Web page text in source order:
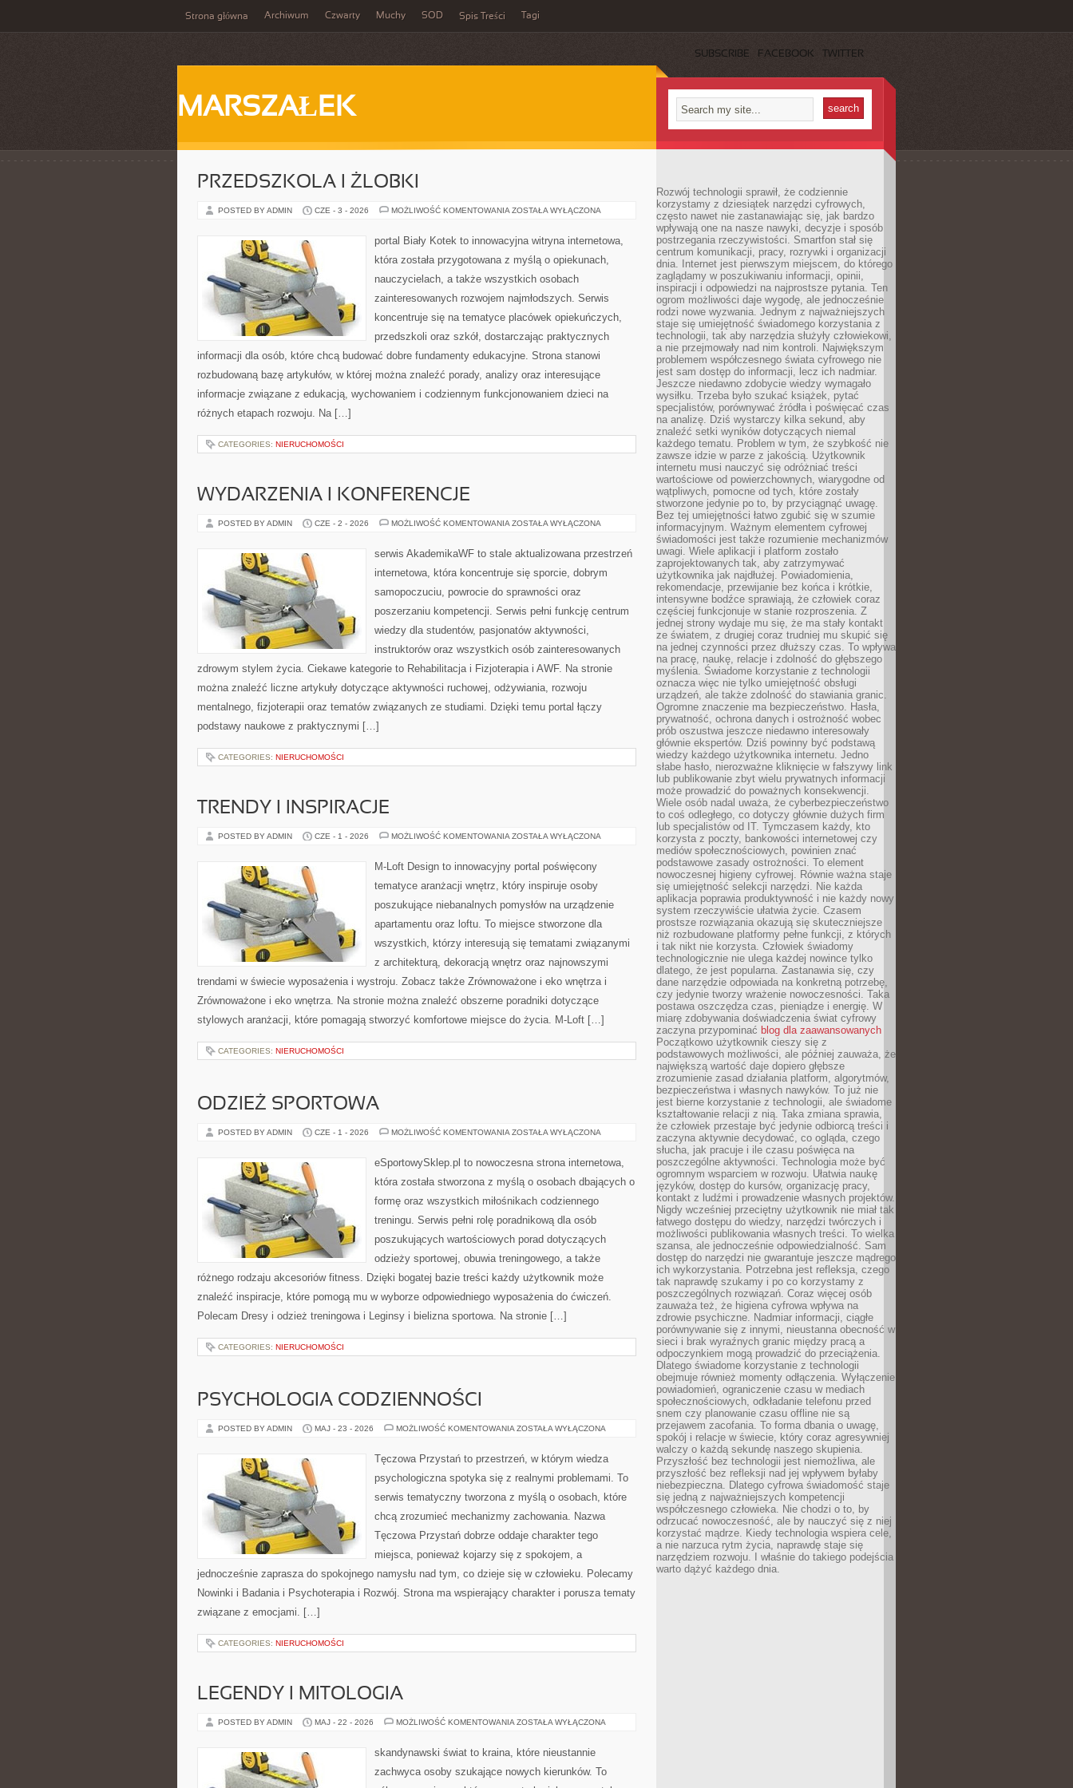
Strona główna Archiwum Czwarty Muchy SOD Spis Treści Tagi
SUBSCRIBE FACEBOOK TWITTER
MARSZAŁEK
PRZEDSZKOLA I ŻLOBKI
POSTED BY ADMIN CZE - 3 - 2026 MOŻLIWOŚĆ KOMENTOWANIA PRZEDSZKOLA
ZOSTAŁA WYŁĄCZONA
portal Biały Kotek to innowacyjna witryna internetowa,
która została przygotowana z myślą o opiekunach,
nauczycielach, a także wszystkich osobach
zainteresowanych rozwojem najmłodszych. Serwis
koncentruje się na tematyce placówek opiekuńczych,
przedszkoli oraz szkół, dostarczając praktycznych
informacji dla osób, które chcą budować dobre fundamenty edukacyjne. Strona stanowi
rozbudowaną bazę artykułów, w której można znaleźć porady, analizy oraz interesujące
informacje związane z edukacją, wychowaniem i codziennym funkcjonowaniem dzieci na
różnych etapach rozwoju. Na […]
CATEGORIES: NIERUCHOMOŚCI
WYDARZENIA I KONFERENCJE
POSTED BY ADMIN CZE - 2 - 2026 MOŻLIWOŚĆ KOMENTOWANIA WYDARZENIA
ZOSTAŁA WYŁĄCZONA
serwis AkademikaWF to stale aktualizowana przestrzeń
internetowa, która koncentruje się sporcie, dobrym
samopoczuciu, powrocie do sprawności oraz
poszerzaniu kompetencji. Serwis pełni funkcję centrum
wiedzy dla studentów, pasjonatów aktywności,
instruktorów oraz wszystkich osób zainteresowanych
zdrowym stylem życia. Ciekawe kategorie to Rehabilitacja i Fizjoterapia i AWF. Na stronie
można znaleźć liczne artykuły dotyczące aktywności ruchowej, odżywiania, rozwoju
mentalnego, fizjoterapii oraz tematów związanych ze studiami. Dzięki temu portal łączy
podstawy naukowe z praktycznymi […]
CATEGORIES: NIERUCHOMOŚCI
TRENDY I INSPIRACJE
POSTED BY ADMIN CZE - 1 - 2026 MOŻLIWOŚĆ KOMENTOWANIA TRENDY
ZOSTAŁA WYŁĄCZONA
M-Loft Design to innowacyjny portal poświęcony
tematyce aranżacji wnętrz, który inspiruje osoby
poszukujące niebanalnych pomysłów na urządzenie
apartamentu oraz loftu. To miejsce stworzone dla
wszystkich, którzy interesują się tematami związanymi
z architekturą, dekoracją wnętrz oraz najnowszymi
trendami w świecie wyposażenia i wystroju. Zobacz także Zrównoważone i eko wnętrza i
Zrównoważone i eko wnętrza. Na stronie można znaleźć obszerne poradniki dotyczące
stylowych aranżacji, które pomagają stworzyć komfortowe miejsce do życia. M-Loft […]
CATEGORIES: NIERUCHOMOŚCI
ODZIEŻ SPORTOWA
POSTED BY ADMIN CZE - 1 - 2026 MOŻLIWOŚĆ KOMENTOWANIA ODZIEŻ
ZOSTAŁA WYŁĄCZONA
eSportowySklep.pl to nowoczesna strona internetowa,
która została stworzona z myślą o osobach dbających o
formę oraz wszystkich miłośnikach codziennego
treningu. Serwis pełni rolę poradnikową dla osób
poszukujących wartościowych porad dotyczących
odzieży sportowej, obuwia treningowego, a także
różnego rodzaju akcesoriów fitness. Dzięki bogatej bazie treści każdy użytkownik może
znaleźć inspiracje, które pomogą mu w wyborze odpowiedniego wyposażenia do ćwiczeń.
Polecam Dresy i odzież treningowa i Leginsy i bielizna sportowa. Na stronie […]
CATEGORIES: NIERUCHOMOŚCI
PSYCHOLOGIA CODZIENNOŚCI
POSTED BY ADMIN MAJ - 23 - 2026 MOŻLIWOŚĆ KOMENTOWANIA PSYCHOLOGIA
ZOSTAŁA WYŁĄCZONA
Tęczowa Przystań to przestrzeń, w którym wiedza
psychologiczna spotyka się z realnymi problemami. To
serwis tematyczny tworzona z myślą o osobach, które
chcą zrozumieć mechanizmy zachowania. Nazwa
Tęczowa Przystań dobrze oddaje charakter tego
miejsca, ponieważ kojarzy się z spokojem, a
jednocześnie zaprasza do spokojnego namysłu nad tym, co dzieje się w człowieku. Polecamy
Nowinki i Badania i Psychoterapia i Rozwój. Strona ma wspierający charakter i porusza tematy
związane z emocjami. […]
CATEGORIES: NIERUCHOMOŚCI
LEGENDY I MITOLOGIA
POSTED BY ADMIN MAJ - 22 - 2026 MOŻLIWOŚĆ KOMENTOWANIA LEGENDY
ZOSTAŁA WYŁĄCZONA
skandynawski świat to kraina, które nieustannie
zachwyca osoby szukające nowych kierunków. To
Rozwój technologii sprawił, że codziennie
korzystamy z dziesiątek narzędzi cyfrowych,
często nawet nie zastanawiając się, jak bardzo
wpływają one na nasze nawyki, decyzje i sposób
postrzegania rzeczywistości. Smartfon stał się
centrum komunikacji, pracy, rozrywki i organizacji
dnia. Internet jest pierwszym miejscem, do którego
zaglądamy w poszukiwaniu informacji, opinii,
inspiracji i odpowiedzi na najprostsze pytania. Ten
ogrom możliwości daje wygodę, ale jednocześnie
rodzi nowe wyzwania. Jednym z najważniejszych
staje się umiejętność świadomego korzystania z
technologii, tak aby narzędzia służyły człowiekowi,
a nie przejmowały nad nim kontroli. Największym
problemem współczesnego świata cyfrowego nie
jest sam dostęp do informacji, lecz ich nadmiar.
Jeszcze niedawno zdobycie wiedzy wymagało
wysiłku. Trzeba było szukać książek, pytać
specjalistów, porównywać źródła i poświęcać czas
na analizę. Dziś wystarczy kilka sekund, aby
znaleźć setki wyników dotyczących niemal
każdego tematu. Problem w tym, że szybkość nie
zawsze idzie w parze z jakością. Użytkownik
internetu musi nauczyć się odróżniać treści
wartościowe od powierzchownych, wiarygodne od
wątpliwych, pomocne od tych, które zostały
stworzone jedynie po to, by przyciągnąć uwagę.
Bez tej umiejętności łatwo zgubić się w szumie
informacyjnym. Ważnym elementem cyfrowej
świadomości jest także rozumienie mechanizmów
uwagi. Wiele aplikacji i platform zostało
zaprojektowanych tak, aby zatrzymywać
użytkownika jak najdłużej. Powiadomienia,
rekomendacje, przewijanie bez końca i krótkie,
intensywne bodźce sprawiają, że człowiek coraz
częściej funkcjonuje w stanie rozproszenia. Z
jednej strony wydaje mu się, że ma stały kontakt
ze światem, z drugiej coraz trudniej mu skupić się
na jednej czynności przez dłuższy czas. To wpływa
na pracę, naukę, relacje i zdolność do głębszego
myślenia. Świadome korzystanie z technologii
oznacza więc nie tylko umiejętność obsługi
urządzeń, ale także zdolność do stawiania granic.
Ogromne znaczenie ma bezpieczeństwo. Hasła,
prywatność, ochrona danych i ostrożność wobec
prób oszustwa jeszcze niedawno interesowały
głównie ekspertów. Dziś powinny być podstawą
wiedzy każdego użytkownika internetu. Jedno
słabe hasło, nierozważne kliknięcie w fałszywy link
lub publikowanie zbyt wielu prywatnych informacji
może prowadzić do poważnych konsekwencji.
Wiele osób nadal uważa, że cyberbezpieczeństwo
to coś odległego, co dotyczy głównie dużych firm
lub specjalistów od IT. Tymczasem każdy, kto
korzysta z poczty, bankowości internetowej czy
mediów społecznościowych, powinien znać
podstawowe zasady ostrożności. To element
nowoczesnej higieny cyfrowej. Równie ważna staje
się umiejętność selekcji narzędzi. Nie każda
aplikacja poprawia produktywność i nie każdy nowy
system rzeczywiście ułatwia życie. Czasem
prostsze rozwiązania okazują się skuteczniejsze
niż rozbudowane platformy pełne funkcji, z których
i tak nikt nie korzysta. Człowiek świadomy
technologicznie nie ulega każdej nowince tylko
dlatego, że jest popularna. Zastanawia się, czy
dane narzędzie odpowiada na konkretną potrzebę,
czy jedynie tworzy wrażenie nowoczesności. Taka
postawa oszczędza czas, pieniądze i energię. W
miarę zdobywania doświadczenia świat cyfrowy
zaczyna przypominać blog dla zaawansowanych
Początkowo użytkownik cieszy się z
podstawowych możliwości, ale później zauważa, że
największą wartość daje dopiero głębsze
zrozumienie zasad działania platform, algorytmów,
bezpieczeństwa i własnych nawyków. To już nie
jest bierne korzystanie z technologii, ale świadome
kształtowanie relacji z nią. Taka zmiana sprawia,
że człowiek przestaje być jedynie odbiorcą treści i
zaczyna aktywnie decydować, co ogląda, czego
słucha, jak pracuje i ile czasu poświęca na
poszczególne aktywności. Technologia może być
ogromnym wsparciem w rozwoju. Ułatwia naukę
języków, dostęp do kursów, organizację pracy,
kontakt z ludźmi i prowadzenie własnych projektów.
Nigdy wcześniej przeciętny użytkownik nie miał tak
łatwego dostępu do wiedzy, narzędzi twórczych i
możliwości publikowania własnych treści. To wielka
szansa, ale jednocześnie odpowiedzialność. Sam
dostęp do narzędzi nie gwarantuje jeszcze mądrego
ich wykorzystania. Potrzebna jest refleksja, czego
tak naprawdę szukamy i po co korzystamy z
poszczególnych rozwiązań. Coraz więcej osób
zauważa też, że higiena cyfrowa wpływa na
zdrowie psychiczne. Nadmiar informacji, ciągłe
porównywanie się z innymi, nieustanna obecność w
sieci i brak wyraźnych granic między pracą a
odpoczynkiem mogą prowadzić do przeciążenia.
Dlatego świadome korzystanie z technologii
obejmuje również momenty odłączenia. Wyłączenie
powiadomień, ograniczenie czasu w mediach
społecznościowych, odkładanie telefonu przed
snem czy planowanie czasu offline nie są
przejawem zacofania. To forma dbania o uwagę,
spokój i relacje w świecie, który coraz agresywniej
walczy o każdą sekundę naszego skupienia.
Przyszłość bez technologii jest niemożliwa, ale
przyszłość bez refleksji nad jej wpływem byłaby
niebezpieczna. Dlatego cyfrowa świadomość staje
się jedną z najważniejszych kompetencji
współczesnego człowieka. Nie chodzi o to, by
odrzucać nowoczesność, ale by nauczyć się z niej
korzystać mądrze. Kiedy technologia wspiera cele,
a nie narzuca rytm życia, naprawdę staje się
narzędziem rozwoju. I właśnie do takiego podejścia
warto dążyć każdego dnia.